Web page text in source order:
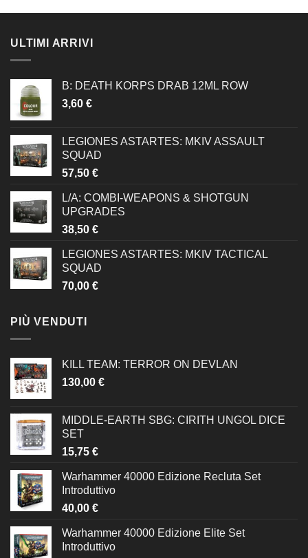
ULTIMI ARRIVI
B: DEATH KORPS DRAB 12ML ROW
3,60 €
LEGIONES ASTARTES: MKIV ASSAULT
SQUAD
57,50 €
L/A: COMBI-WEAPONS & SHOTGUN
UPGRADES
38,50 €
LEGIONES ASTARTES: MKIV TACTICAL
SQUAD
70,00 €
PIÙ VENDUTI
KILL TEAM: TERROR ON DEVLAN
130,00 €
MIDDLE-EARTH SBG: CIRITH UNGOL DICE
SET
15,75 €
Warhammer 40000 Edizione Recluta Set
Introduttivo
40,00 €
Warhammer 40000 Edizione Elite Set
Introduttivo